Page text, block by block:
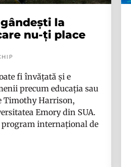
la
nu-ți place
fi învățată și e
precum educația sau
Timothy Harrison,
Emory din SUA.
internațional de